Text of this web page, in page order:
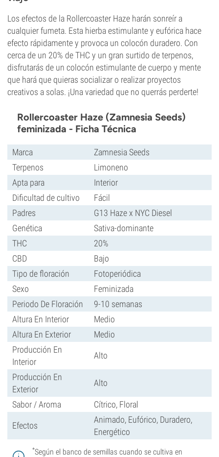
Los efectos de la Rollercoaster Haze harán sonreír a
cualquier fumeta. Esta hierba estimulante y eufórica hace
efecto rápidamente y provoca un colocón duradero. Con
cerca de un 20% de THC y un gran surtido de terpenos,
disfrutarás de un colocón estimulante de cuerpo y mente
que hará que quieras socializar o realizar proyectos
creativos a solas. ¡Una variedad que no querrás perderte!
Rollercoaster Haze (Zamnesia Seeds)
feminizada - Ficha Técnica
Marca
Zamnesia Seeds
Terpenos
Limoneno
Apta para
Interior
Dificultad de cultivo
Fácil
Padres
G13 Haze x NYC Diesel
Genética
Sativa-dominante
THC
20%
CBD
Bajo
Tipo de floración
Fotoperiódica
Sexo
Feminizada
Periodo De Floración
9-10 semanas
Altura En Interior
Medio
Altura En Exterior
Medio
Producción En
Interior
Alto
Producción En
Exterior
Alto
Sabor / Aroma Cítrico, Floral
Efectos
Animado, Eufórico, Duradero,
Energético
*Según el banco de semillas cuando se cultiva en